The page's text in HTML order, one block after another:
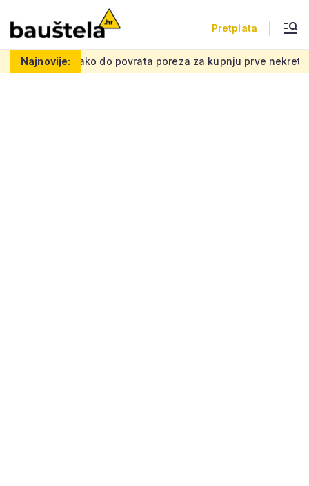
Pretplata
Najnovije:
Kako do povrata poreza za kupnju prve nekretnine: